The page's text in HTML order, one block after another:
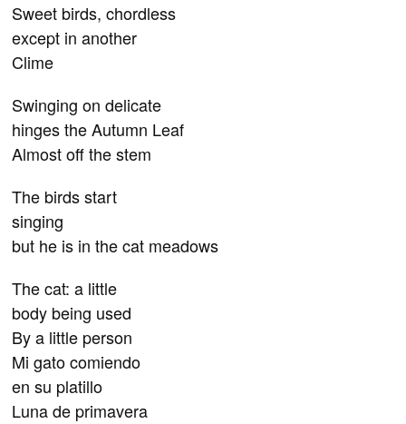
Sweet birds, chordless
except in another
Clime
Swinging on delicate
hinges the Autumn Leaf
Almost off the stem
The birds start
singing
but he is in the cat meadows
The cat: a little
body being used
By a little person
Mi gato comiendo
en su platillo
Luna de primavera